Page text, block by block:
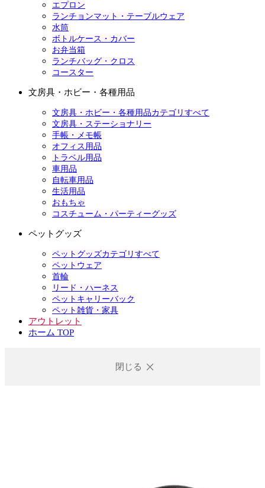
エプロン
ランチョンマット・テーブルウェア
水筒
ボトルケース・カバー
お弁当箱
ランチバッグ・クロス
コースター
文房具・ホビー・各種用品
文房具・ホビー・各種用品カテゴリすべて
文房具・ステーショナリー
手帳・メモ帳
オフィス用品
トラベル用品
車用品
自転車用品
生活用品
おもちゃ
コスチューム・パーティーグッズ
ペットグッズ
ペットグッズカテゴリすべて
ペットウェア
首輪
リード・ハーネス
ペットキャリーバック
ペット雑貨・家具
アウトレット
ホーム TOP
閉じる